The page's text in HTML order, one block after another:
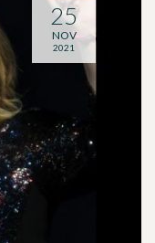
25
NOV
2021